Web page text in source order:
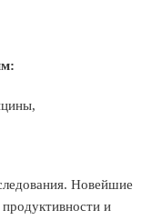
Новейшие
и